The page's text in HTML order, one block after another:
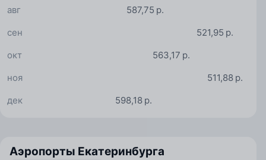
587,75 р.
авг
521,95 р.
сен
563,17 р.
окт
511,88 р.
ноя
598,18 р.
дек
Аэропорты Екатеринбурга